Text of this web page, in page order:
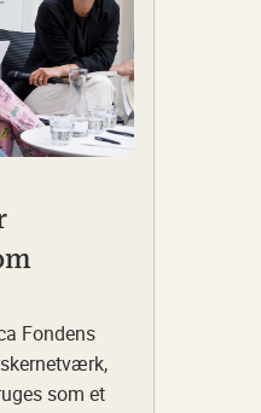
Fondens
som et